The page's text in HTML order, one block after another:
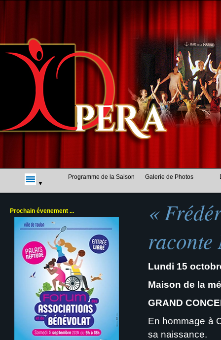
Programme de la Saison Galerie de Photos
Prochain évenement ...
«
Lundi 15
Maison de la
GRAND
En hommage à
sa naissance.